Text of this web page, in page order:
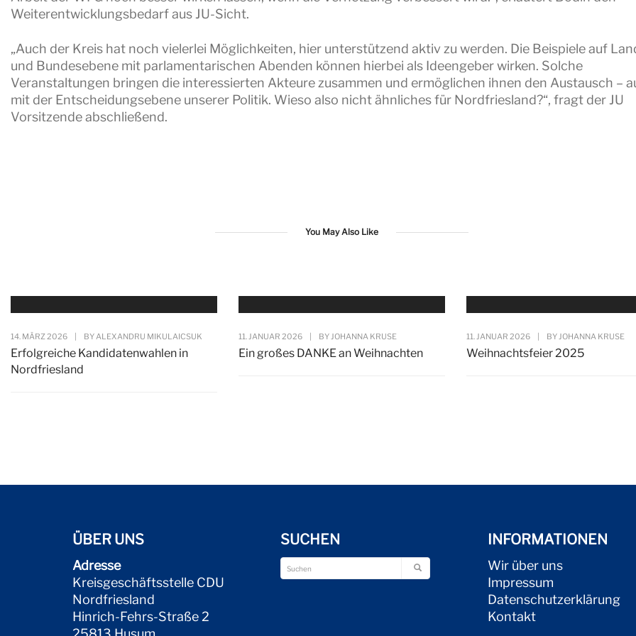
Weiterentwicklungsbedarf aus JU-Sicht.
„Auch der Kreis hat noch vielerlei Möglichkeiten, hier unterstützend aktiv zu werden. Die Beispiele auf
und Bundesebene mit parlamentarischen Abenden können hierbei als Ideengeber wirken. Solche
Veranstaltungen bringen die interessierten Akteure zusammen und ermöglichen ihnen den Austausch –
mit der Entscheidungsebene unserer Politik. Wieso also nicht ähnliches für Nordfriesland?“, fragt der JU
Vorsitzende abschließend.
You May Also Like
14. MÄRZ 2026 | BYALEXANDRU MIKULAICSUK
Erfolgreiche Kandidatenwahlen in
Nordfriesland
11. JANUAR 2026 | BYJOHANNA KRUSE
Ein großes DANKE an Weihnachten
11. JANUAR 2026 | BYJOHANNA KRUSE
Weihnachtsfeier 2025
ÜBER UNS
Adresse
Kreisgeschäftsstelle CDU
Nordfriesland
Hinrich-Fehrs-Straße 2
SUCHEN INFORMATIONEN
Wir über uns
Impressum
Datenschutzerklärung
Kontakt